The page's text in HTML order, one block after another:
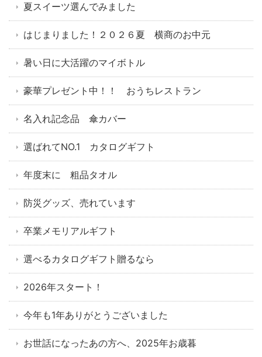
夏スイーツ選んでみました
はじまりました！２０２６夏 横商のお中元
暑い日に大活躍のマイボトル
豪華プレゼント中！！ おうちレストラン
名入れ記念品 傘カバー
選ばれてNO.1 カタログギフト
年度末に 粗品タオル
防災グッズ、売れています
卒業メモリアルギフト
選べるカタログギフト贈るなら
2026年スタート！
今年も1年ありがとうございました
お世話になったあの方へ、2025年お歳暮